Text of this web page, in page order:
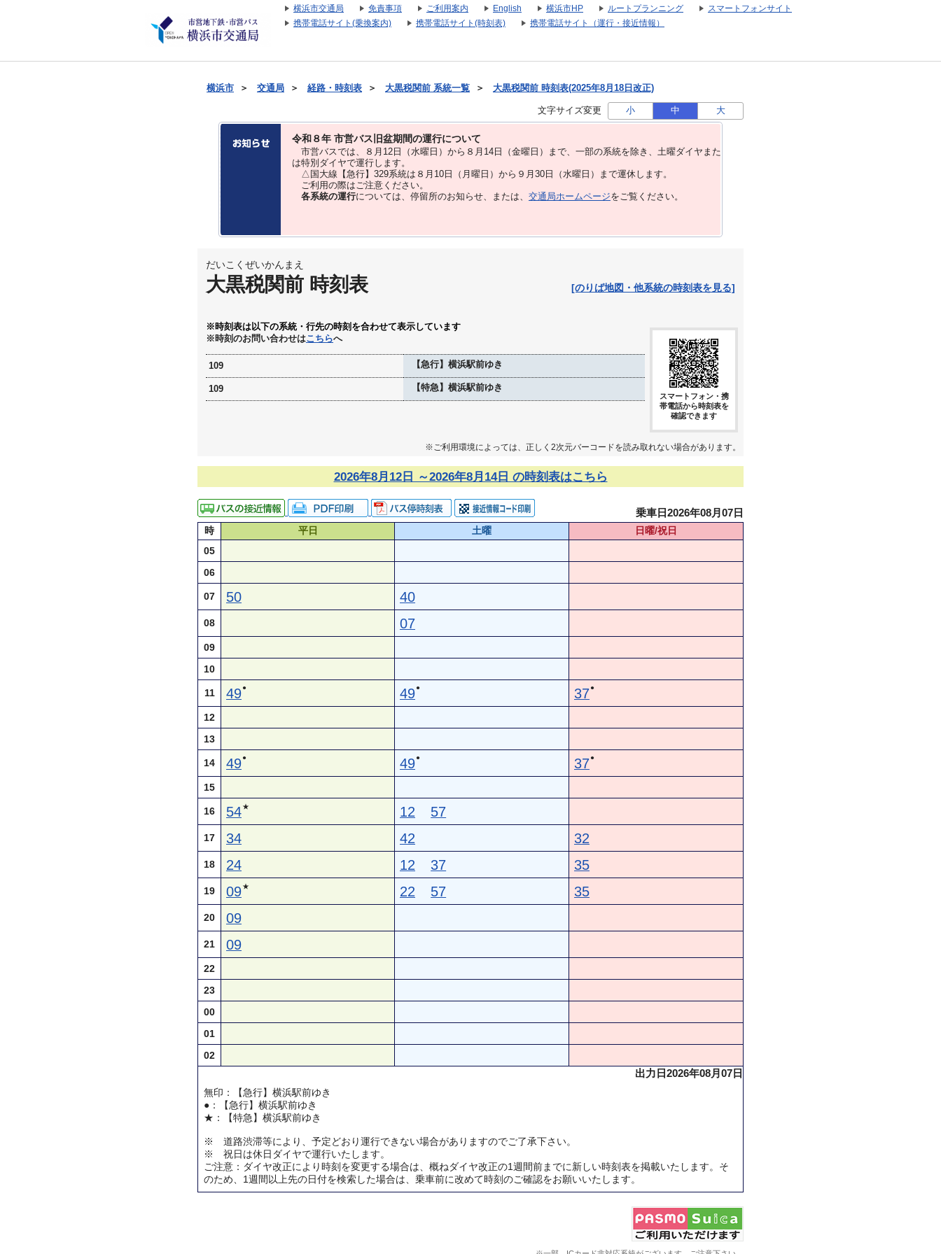
横浜市交通局 免責事項 ご利用案内 English 横浜市HP ルートプランニング
スマートフォンサイト
携帯電話サイト(乗換案内)
携帯電話サイト(時刻表) 携帯電話サイト（運行・接近情報）
横浜市 ＞ 交通局 ＞ 経路・時刻表 ＞ 大黒税関前 系統一覧 ＞ 大黒税関前 時刻表(2025年8月18日改正)
文字サイズ変更 小 中 大
令和８年 市営バス旧盆期間の運行について
市営バスでは、８⽉12⽇（水曜日）から８⽉14⽇（金曜日）まで、⼀部の系統を除き、⼟曜ダイヤまた
は特別ダイヤで運⾏します。
△国大線【急行】329系統は８月10日（月曜日）から９月30日（水曜日）まで運休します。
ご利用の際はご注意ください。
各系統の運行については、停留所のお知らせ、または、 交通局ホームページをご覧ください。
だいこくぜいかんまえ
大黒税関前 時刻表 [のりば地図・他系統の時刻表を見る]
※時刻表は以下の系統・行先の時刻を合わせて表示しています
※時刻のお問い合わせはこちらへ
109 【急行】横浜駅前ゆき
109 【特急】横浜駅前ゆき
スマートフォン・携
帯電話から時刻表を
確認できます
※ご利用環境によっては、正しく2次元バーコードを読み取れない場合があります。
2026年8月12日 ～2026年8月14日 の時刻表はこちら
乗車日2026年08月07日
時 平日 土曜
日曜/祝日
05
06
07 50 40
08 07
09
10
11 49● 49● 37●
12
13
14 49● 49● 37●
15
16 54★ 12 57
17 34 42 32
18 24 12 37 35
19 09★ 22 57 35
20 09
21 09
22
23
00
01
02
出力日2026年08月07日
無印：【急行】横浜駅前ゆき
●：【急行】横浜駅前ゆき
★：【特急】横浜駅前ゆき
※ 道路渋滞等により、予定どおり運行できない場合がありますのでご了承下さい。
※ 祝日は休日ダイヤで運行いたします。
ご注意：ダイヤ改正により時刻を変更する場合は、概ねダイヤ改正の1週間前までに新しい時刻表を掲載いたします。そ
のため、1週間以上先の日付を検索した場合は、乗車前に改めて時刻のご確認をお願いいたします。